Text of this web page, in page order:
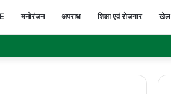
मनोरंजन अपराध शिक्षा एवं रोजगार खेल
क्षेत्र की ताकत और कारीगरों के लिए सरकार की पहल